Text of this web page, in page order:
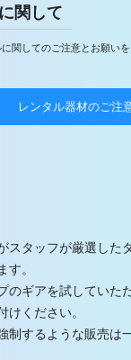
関して
関してのご注意とお願い
レンタル器材のご注
スタッフが厳選した
す。
のギアを試していた
けください。
制するような販売は